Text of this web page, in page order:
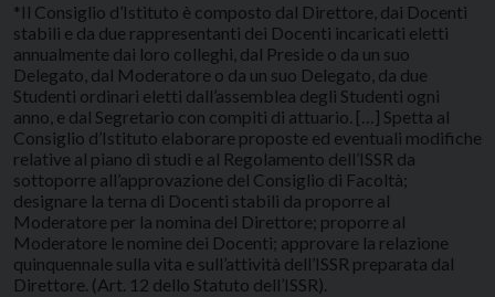
*Il Consiglio d’Istituto è composto dal Direttore, dai Docenti
stabili e da due rappresentanti dei Docenti incaricati eletti
annualmente dai loro colleghi, dal Preside o da un suo
Delegato, dal Moderatore o da un suo Delegato, da due
Studenti ordinari eletti dall’assemblea degli Studenti ogni
anno, e dal Segretario con compiti di attuario. […] Spetta al
Consiglio d’Istituto elaborare proposte ed eventuali modifiche
relative al piano di studi e al Regolamento dell’ISSR da
sottoporre all’approvazione del Consiglio di Facoltà;
designare la terna di Docenti stabili da proporre al
Moderatore per la nomina del Direttore; proporre al
Moderatore le nomine dei Docenti; approvare la relazione
quinquennale sulla vita e sull’attività dell’ISSR preparata dal
Direttore. (Art. 12 dello Statuto dell’ISSR).